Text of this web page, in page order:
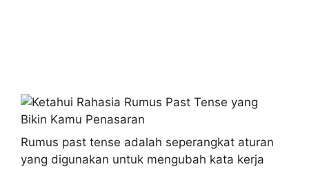
Rumus past tense adalah seperangkat aturan
yang digunakan untuk mengubah kata kerja